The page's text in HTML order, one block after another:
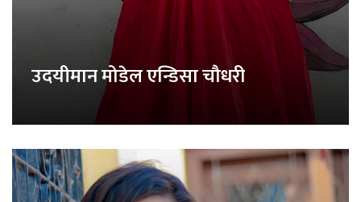
उदयीमान मोडेल एन्डिसा चौधरी